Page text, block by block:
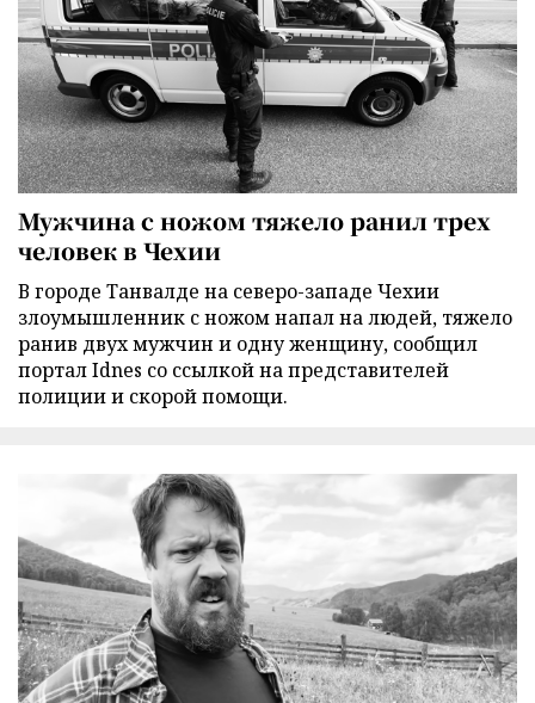
Мужчина с ножом тяжело ранил трех
человек в Чехии
В городе Танвалде на северо-западе Чехии
злоумышленник с ножом напал на людей, тяжело
ранив двух мужчин и одну женщину, сообщил
портал Idnes со ссылкой на представителей
полиции и скорой помощи.